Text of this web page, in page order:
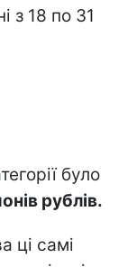
з 18 по 31
було
рублів.
ці самі